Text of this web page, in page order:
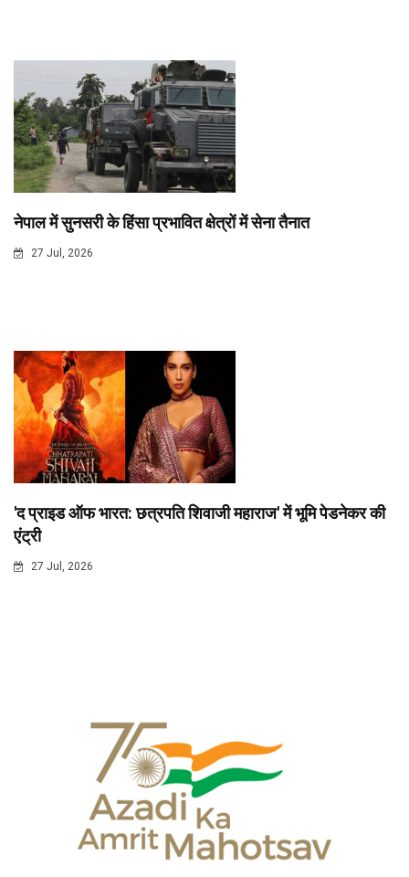
नेपाल में सुनसरी के हिंसा प्रभावित क्षेत्रों में सेना तैनात
27 Jul, 2026
'द प्राइड ऑफ भारत: छत्रपति शिवाजी महाराज' में भूमि पेडनेकर की
एंट्री
27 Jul, 2026